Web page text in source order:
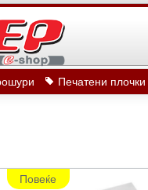
Печатени
Повеќе